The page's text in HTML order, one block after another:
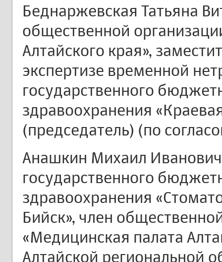
Беднаржевская Татьяна
общественной
Алтайского края»,
экспертизе временной
государственного
здравоохранения
(председатель) (по
Анашкин Михаил
государственного
здравоохранения
Бийск», член
«Медицинская палата
Алтайской региональной